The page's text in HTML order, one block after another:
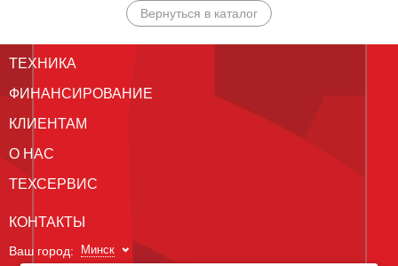
Вернуться в каталог
ТЕХНИКА
ФИНАНСИРОВАНИЕ
КЛИЕНТАМ
О НАС
ТЕХСЕРВИС
КОНТАКТЫ
Ваш город: Минск